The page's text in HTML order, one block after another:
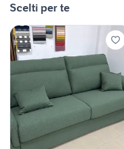
Scelti per te